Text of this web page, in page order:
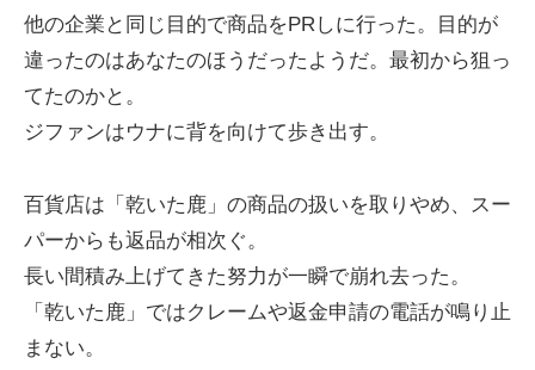
他の企業と同じ目的で商品をPRしに行った。目的が
違ったのはあなたのほうだったようだ。最初から狙っ
てたのかと。
ジファンはウナに背を向けて歩き出す。
百貨店は「乾いた鹿」の商品の扱いを取りやめ、スー
パーからも返品が相次ぐ。
長い間積み上げてきた努力が一瞬で崩れ去った。
「乾いた鹿」ではクレームや返金申請の電話が鳴り止
まない。